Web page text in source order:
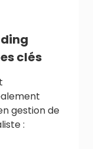
clés
gestion de
: